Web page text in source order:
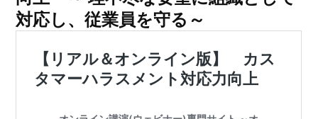
対応し、従業員を守る～